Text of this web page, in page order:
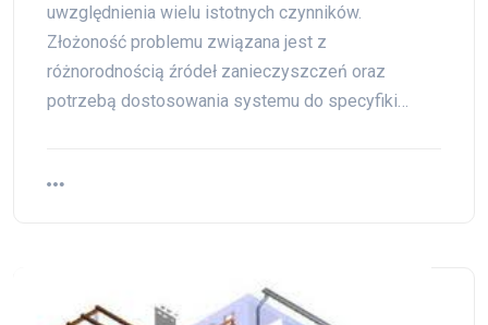
uwzględnienia wielu istotnych czynników.
Złożoność problemu związana jest z
różnorodnością źródeł zanieczyszczeń oraz
potrzebą dostosowania systemu do specyfiki…